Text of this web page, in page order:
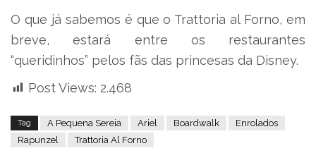
O que já sabemos é que o Trattoria al Forno, em
breve, estará entre os restaurantes
“queridinhos” pelos fãs das princesas da Disney.
Post Views: 2.468
Tag A Pequena Sereia Ariel Boardwalk
Enrolados
Rapunzel
Trattoria Al Forno